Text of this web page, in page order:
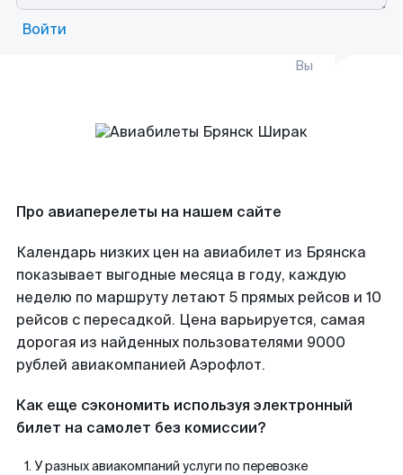
Войти
Вы
Про авиаперелеты на нашем сайте
Календарь низких цен на авиабилет из Брянска
показывает выгодные месяца в году, каждую
неделю по маршруту летают 5 прямых рейсов и 10
рейсов с пересадкой. Цена варьируется, самая
дорогая из найденных пользователями 9000
рублей авиакомпанией Аэрофлот.
Как еще сэкономить используя электронный
билет на самолет без комиссии?
У разных авиакомпаний услуги по перевозке